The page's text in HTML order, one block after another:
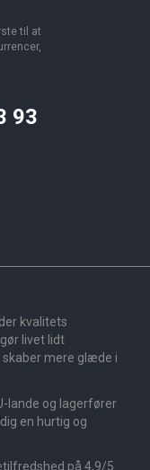
til at
93
kvalitets
livet lidt
mere glæde i
lande og lagerfører
en hurtig og
på 4,9/5